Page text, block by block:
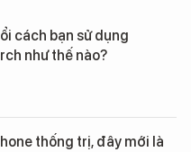
cách bạn sử dụng
như thế nào?
thống trị, đây mới là